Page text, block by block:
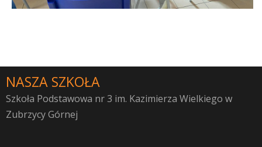
NASZA SZKOŁA
Szkoła Podstawowa nr 3 im. Kazimierza Wielkiego w
Zubrzycy Górnej